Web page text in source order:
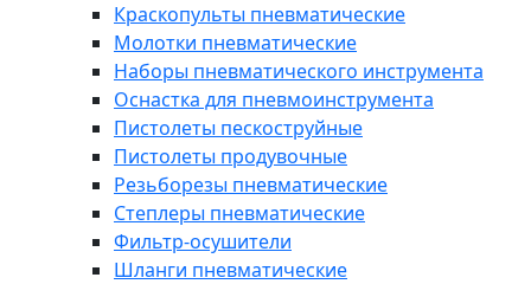
Краскопульты пневматические
Молотки пневматические
Наборы пневматического инструмента
Оснастка для пневмоинструмента
Пистолеты пескоструйные
Пистолеты продувочные
Резьборезы пневматические
Степлеры пневматические
Фильтр-осушители
Шланги пневматические